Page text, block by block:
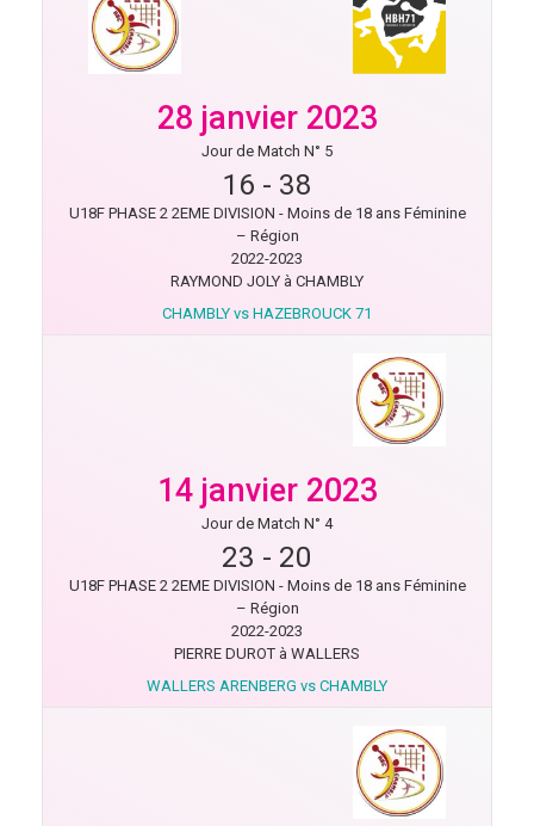
28 janvier 2023
Jour de Match N° 5
16 - 38
U18F PHASE 2 2EME DIVISION - Moins de 18 ans Féminine
– Région
2022-2023
RAYMOND JOLY à CHAMBLY
CHAMBLY vs HAZEBROUCK 71
14 janvier 2023
Jour de Match N° 4
23 - 20
U18F PHASE 2 2EME DIVISION - Moins de 18 ans Féminine
– Région
2022-2023
PIERRE DUROT à WALLERS
WALLERS ARENBERG vs CHAMBLY